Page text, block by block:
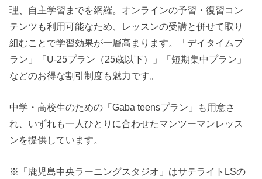
理、自主学習までを網羅。オンラインの予習・復習コン
テンツも利用可能なため、レッスンの受講と併せて取り
組むことで学習効果が一層高まります。「デイタイムプ
ラン」「U-25プラン（25歳以下）」「短期集中プラン」
などのお得な割引制度も魅力です。
中学・高校生のための「Gaba teensプラン」も用意さ
れ、いずれも一人ひとりに合わせたマンツーマンレッス
ンを提供しています。
※「鹿児島中央ラーニングスタジオ」はサテライトLSの